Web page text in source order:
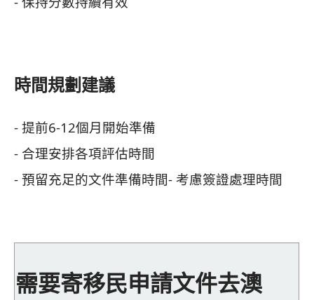
時間規劃建議
- 提前6-12個月開始準備
- 合理安排各項評估時間
- 預留充足的文件準備時間- 考慮簽證處理時間
需要寄移民申請文件去澳